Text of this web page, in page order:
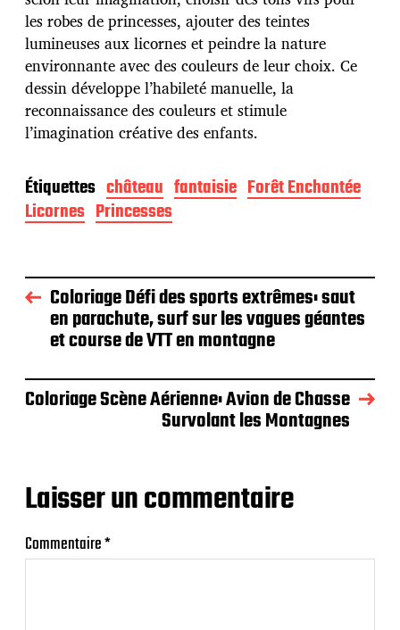
les robes de princesses, ajouter des teintes
lumineuses aux licornes et peindre la nature
environnante avec des couleurs de leur choix. Ce
dessin développe l’habileté manuelle, la
reconnaissance des couleurs et stimule
l’imagination créative des enfants.
Étiquettes château fantaisie Forêt Enchantée
Licornes Princesses
Coloriage Défi des sports extrêmes: saut
en parachute, surf sur les vagues géantes
et course de VTT en montagne
Coloriage Scène Aérienne: Avion de Chasse
Survolant les Montagnes
Laisser un commentaire
Commentaire*